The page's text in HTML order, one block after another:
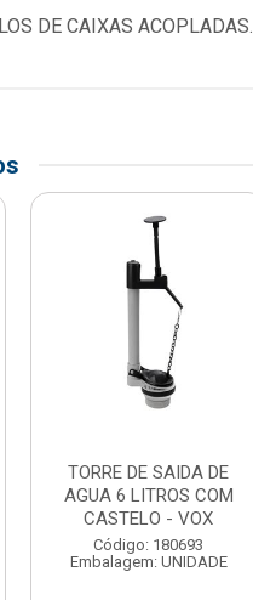
DE CAIXAS ACOPLADAS.
TORRE DE SAIDA DE
AGUA 6 LITROS COM
CASTELO - VOX
Código: 180693
Embalagem: UNIDADE